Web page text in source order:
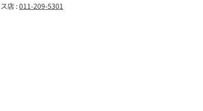
店 :011-209-5301